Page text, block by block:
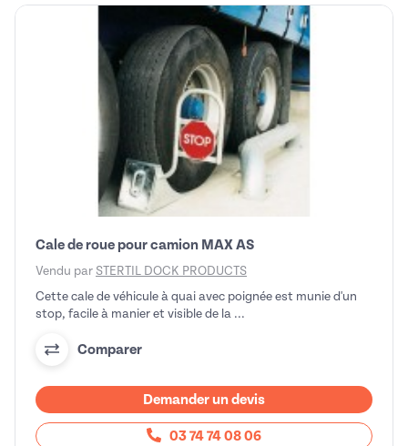
Cale de roue pour camion MAX AS
Vendu par STERTIL DOCK PRODUCTS
Cette cale de véhicule à quai avec poignée est munie d'un
stop, facile à manier et visible de la ...
Comparer
Demander un devis
03 74 74 08 06